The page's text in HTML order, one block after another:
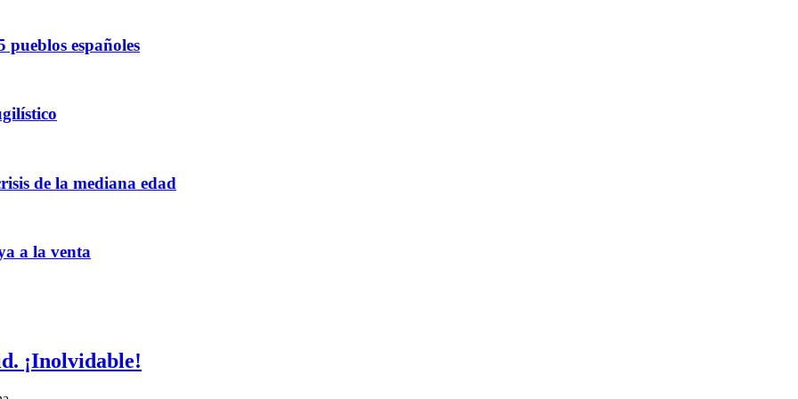
españoles
de la mediana edad
a la venta
¡Inolvidable!